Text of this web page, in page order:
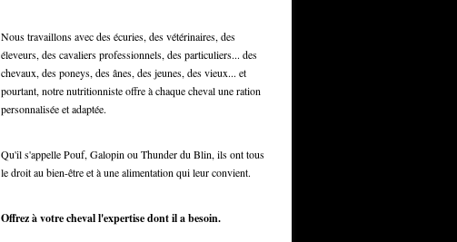
Nous travaillons avec des écuries, des vétérinaires, des
éleveurs, des cavaliers professionnels, des particuliers... des
chevaux, des poneys, des ânes, des jeunes, des vieux... et
pourtant, notre nutritionniste offre à chaque cheval une ration
personnalisée et adaptée.
Qu'il s'appelle Pouf, Galopin ou Thunder du Blin, ils ont tous
le droit au bien-être et à une alimentation qui leur convient.
Offrez à votre cheval l'expertise dont il a besoin.